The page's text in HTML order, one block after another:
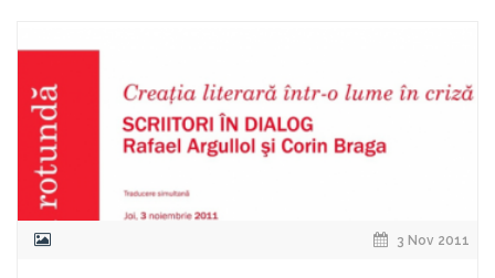
3 Nov 2011